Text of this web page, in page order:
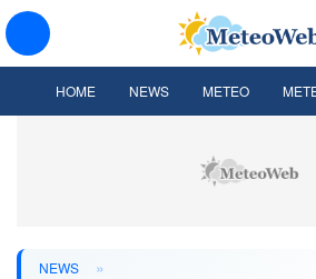
HOME NEWS METEO
NEWS »